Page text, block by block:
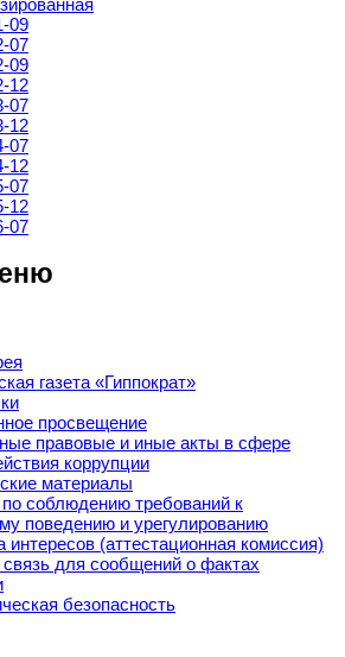
09
07
09
12
07
12
07
12
07
12
07
газета «Гиппократ»
просвещение
правовые и иные акты в сфере
коррупции
материалы
соблюдению требований к
поведению и урегулированию
интересов (аттестационная комиссия)
для сообщений о фактах
безопасность